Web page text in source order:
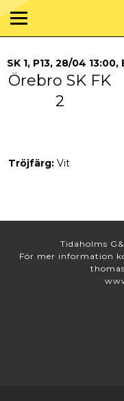
SK 1, P13, 28/04
Örebro SK FK
2
Tröjfärg: Vit
Tidaholms
För mer information